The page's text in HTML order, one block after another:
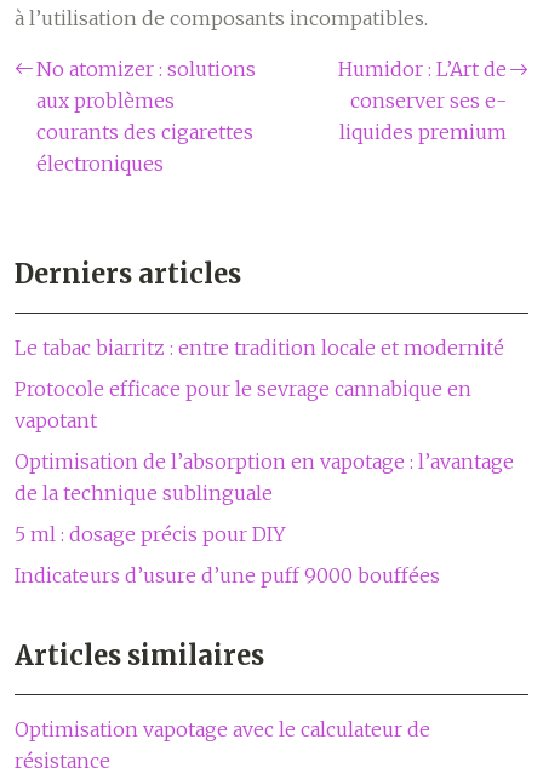
à l’utilisation de composants incompatibles.
No atomizer : solutions
aux problèmes
courants des cigarettes
électroniques
Humidor : L’Art de
conserver ses e-
liquides premium
Derniers articles
Le tabac biarritz : entre tradition locale et modernité
Protocole efficace pour le sevrage cannabique en
vapotant
Optimisation de l’absorption en vapotage : l’avantage
de la technique sublinguale
5 ml : dosage précis pour DIY
Indicateurs d’usure d’une puff 9000 bouffées
Articles similaires
Optimisation vapotage avec le calculateur de
résistance